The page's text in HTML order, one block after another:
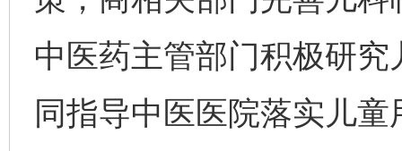
中医药主管部门积极研
同指导中医医院落实儿